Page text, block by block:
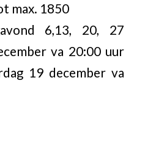
max. 1850
6,13, 20, 27
va 20:00 uur
19 december va